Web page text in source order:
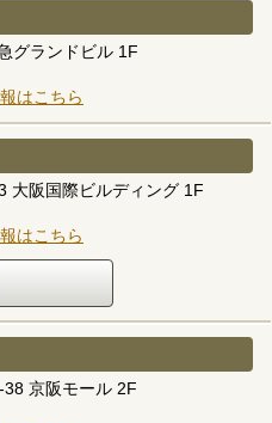
グランドビル 1F
はこちら
大阪国際ビルディング 1F
はこちら
京阪モール 2F